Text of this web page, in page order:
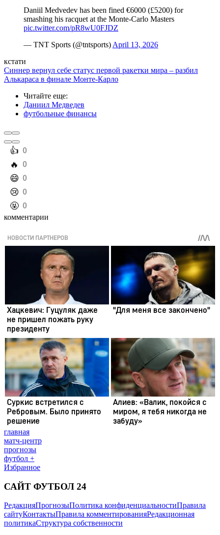
Daniil Medvedev has been fined €6000 (£5200) for
smashing his racquet at the Monte-Carlo Masters
pic.twitter.com/pR8wU0FJDZ
— TNT Sports (@tntsports)April 13, 2026
кстати
Синнер вернул себе статус первой ракетки мира – разбил
Алькараса в финале Монте-Карло
Читайте еще:
Даниил Медведев
футбольные финансы
️👍 0
️🔥 0
️😄 0
️😢 0
️🤬 0
комментарии
главная
матч-центр
прогнозы
футбол +
Избранное
САЙТ ФУТБОЛ 24
РедакцияПрогнозыПолитика конфиденциальностиПравила
сайтуКонтактыПравила комментированияРедакционная
политикаСтруктура собственности